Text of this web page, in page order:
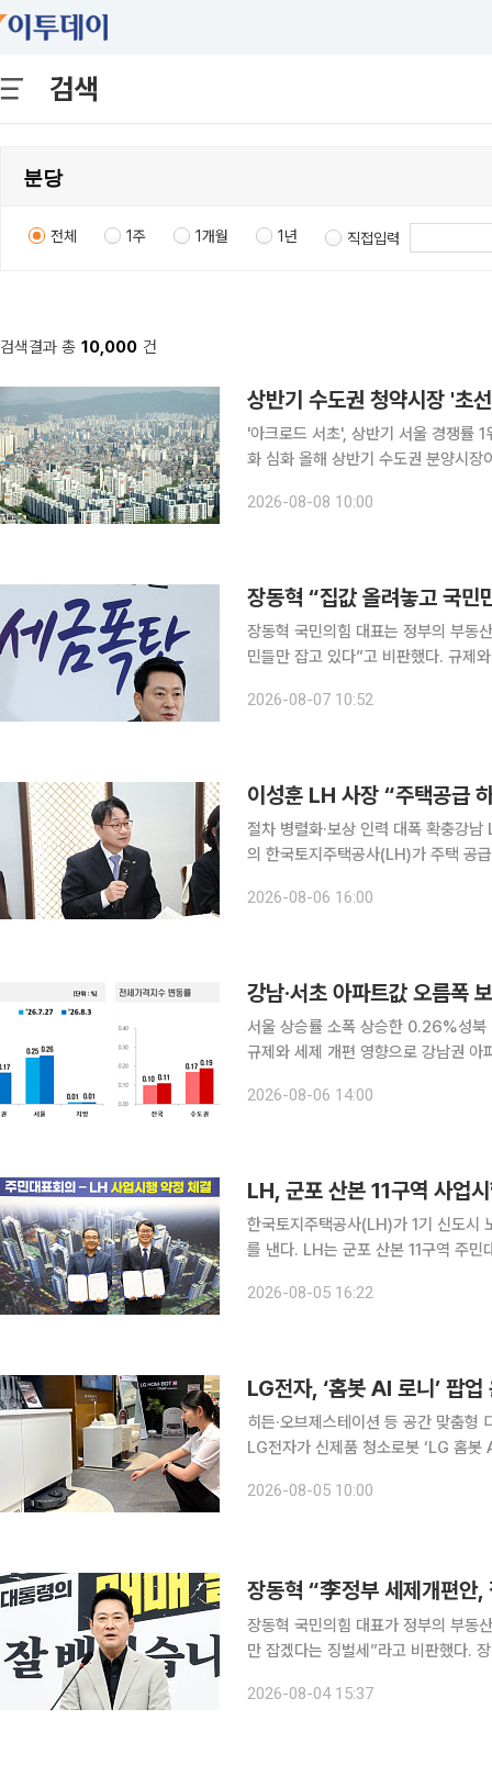
검색
전체 1주 1개월 1년 직접입력
검색결과 총 10,000 건
상반기 수도권 청약시장 '초
'아크로드 서초', 상반기 서울 경쟁률
화 심화 올해 상반기 수도권 분양시장이 지역 내 최상급지와 분양가상한제(분상제) 적용 단지 중심
트' 선호를 넘어 거주 가치와 자산 가
2026-08-08 10:00
장동혁 “집값 올려놓고 국민
장동혁 국민의힘 대표는 정부의 부동
민들만 잡고 있다”고 비판했다. 규제
악의 근원”이라며 “부동산 지옥을 만
2026-08-07 10:52
이성훈 LH 사장 “주택공급
절차 병렬화·보상 인력 대폭 확충강
의 한국토지주택공사(LH)가 주택 공급 속도를 높이기 위해 보상 절차를 대폭 단축한다. 사업 절차를
2026-08-06 16:00
강남·서초 아파트값 오름폭
서울 상승률 소폭 상승한 0.26%성북
규제와 세제 개편 영향으로 강남권 아
(3일 기준) 전국 주간 아파트 가격 동
2026-08-06 14:00
LH, 군포 산본 11구역 사업
한국토지주택공사(LH)가 1기 신도시
를 낸다. LH는 군포 산본 11구역 주민대표회의와 사업시행약정을 체결했다고 5일 밝혔다. 산본 11
시 정비 및 지원에 관한 특별법'에 따
2026-08-05 16:22
LG전자, ‘홈봇 AI 로니’ 팝
히든·오브제스테이션 등 공간 맞춤형
LG전자가 신제품 청소로봇 ‘LG 홈
운영한다고 5일 밝혔다. 주방과 거실
2026-08-05 10:00
장동혁 “李정부 세제개편안,
장동혁 국민의힘 대표가 정부의 부동
만 잡겠다는 징벌세”라고 비판했다. 장 대표는 4일 국회에서 기자회견을 열고 “이재명 대통령은 장
2026-08-04 15:37